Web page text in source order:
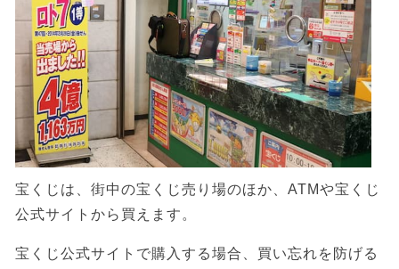
宝くじは、街中の宝くじ売り場のほか、ATMや宝くじ
公式サイトから買えます。
宝くじ公式サイトで購入する場合、買い忘れを防げる